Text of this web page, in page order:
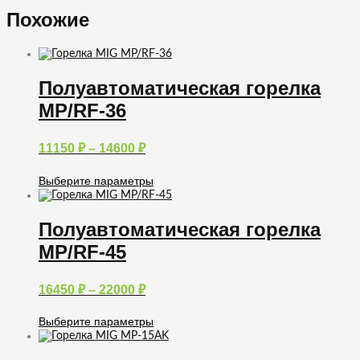
Похожие
Полуавтоматическая горелка
MP/RF-36
11150 ₽ – 14600 ₽Диапазон
11150 ₽
–
Выберите параметры
Этот
имеет
несколько
вариаций.
Опции
выбрать
странице
товара.
Полуавтоматическая горелка
MP/RF-45
16450 ₽ – 22000 ₽Диапазон
16450 ₽
–
Выберите параметры
Этот